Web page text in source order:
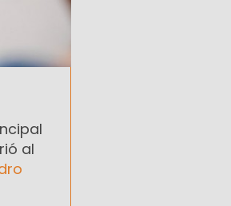
al